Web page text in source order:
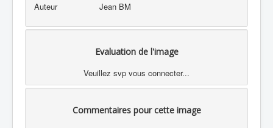
Auteur
Jean BM
Evaluation de l'image
Veuillez svp vous connecter...
Commentaires pour cette image